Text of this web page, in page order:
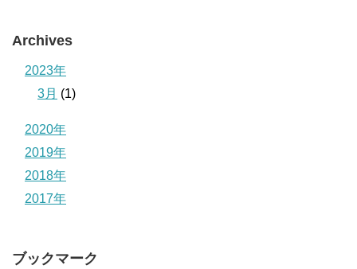
Archives
2023年
3月 (1)
2020年
2019年
2018年
2017年
ブックマーク